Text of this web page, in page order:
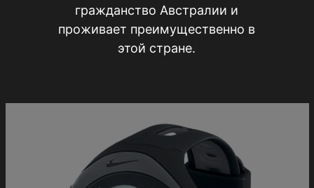
гражданство Австралии и
проживает преимущественно в
этой стране.